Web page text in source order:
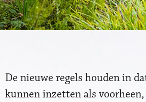
De nieuwe regels houden in
kunnen inzetten als